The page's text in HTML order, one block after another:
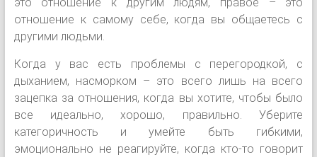
отношение к самому себе, когда вы общаетесь с
другими людьми.
Когда у вас есть проблемы с перегородкой, с
дыханием, насморком – это всего лишь на всего
зацепка за отношения, когда вы хотите, чтобы было
все идеально, хорошо, правильно. Уберите
категоричность и умейте быть гибкими,
эмоционально не реагируйте, когда кто-то говорит